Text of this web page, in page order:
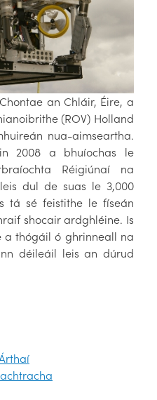
an Chláir, Éire, a
(ROV) Holland
nua-aimseartha.
2008 a bhuíochas le
Réigiúnaí na
dul de suas le 3,000
tá sé feistithe le físeán
shocair ardghléine. Is
thógáil ó ghrinneall na
déileáil leis an dúrud